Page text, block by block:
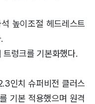
높이조절 헤드레스트
렁크를 기본화했다.
인치 슈퍼비전 클러스
기본 적용했으며 원격